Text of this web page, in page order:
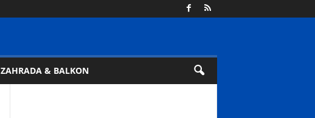
ZAHRADA & BALKON